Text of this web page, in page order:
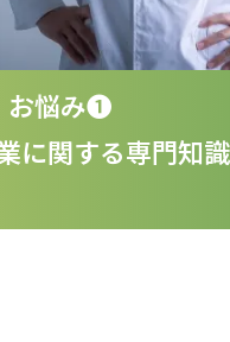
お悩み❶
に関する専門知